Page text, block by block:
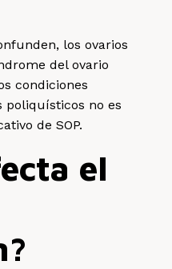
los ovarios
del ovario
condiciones
poliquísticos no es
de SOP.
el